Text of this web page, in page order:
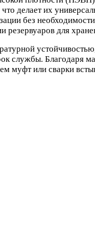
делает их
без
резервуаров для
службы.
муфт или сварки